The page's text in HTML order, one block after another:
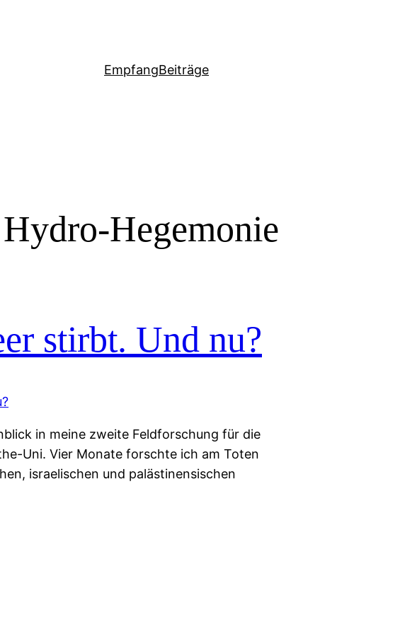
EmpfangBeiträge
Hydro-Hegemonie
stirbt. Und nu?
in meine zweite Feldforschung für die
Uni. Vier Monate forschte ich am Toten
israelischen und palästinensischen